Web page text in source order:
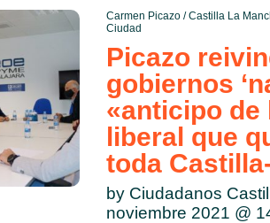
Carmen Picazo/Castilla La
Ciudad
Picazo
gobiernos
«anticipo
liberal que
toda
by Ciudadanos
noviembre 2021 @